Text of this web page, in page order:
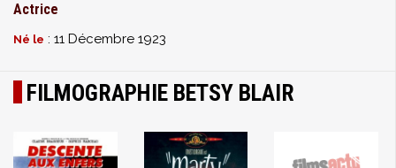
Actrice
Né le : 11 Décembre 1923
FILMOGRAPHIE BETSY BLAIR